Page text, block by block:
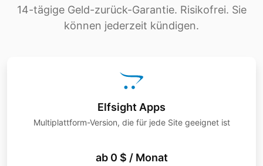
14-tägige Geld-zurück-Garantie. Risikofrei. Sie
können jederzeit kündigen.
Elfsight Apps
Multiplattform-Version, die für jede Site geeignet ist
ab 0 $ / Monat